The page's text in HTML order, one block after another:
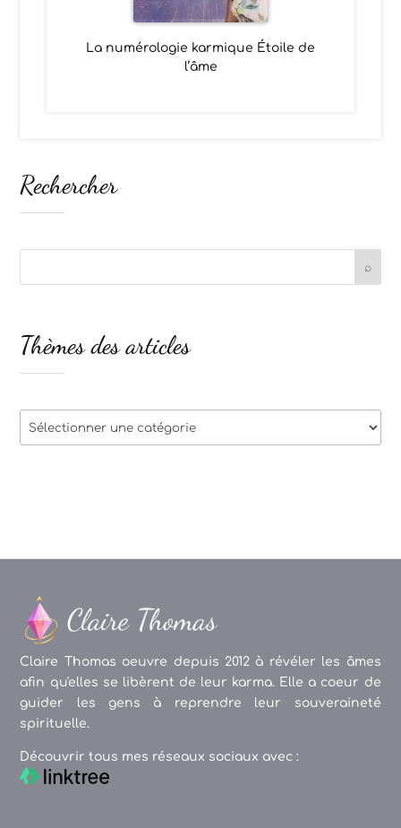
La numérologie karmique Étoile de
l’âme
Rechercher
Thèmes des articles
Thèmes
des
Claire Thomas oeuvre depuis 2012 à révéler les âmes
afin qu'elles se libèrent de leur karma. Elle a coeur de
guider les gens à reprendre leur souveraineté
spirituelle.
Découvrir tous mes réseaux sociaux avec :